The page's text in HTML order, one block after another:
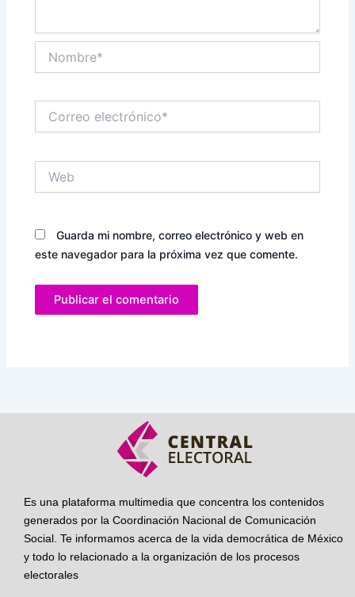
electrónico*
Guarda mi nombre, correo electrónico y web en
este navegador para la próxima vez que comente.
Es una plataforma multimedia que concentra los contenidos
generados por la Coordinación Nacional de Comunicación
Social. Te informamos acerca de la vida democrática de México
y todo lo relacionado a la organización de los procesos
electorales